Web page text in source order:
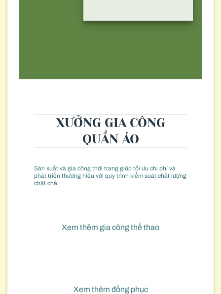
XƯỞNG GIA CÔNG
QUẦN ÁO
Sản xuất và gia công thời trang giúp tối ưu chi phí và
phát triển thương hiệu với quy trình kiểm soát chất lượng
chặt chẽ.
Xem thêm gia công thể thao
Xem thêm đồng phục